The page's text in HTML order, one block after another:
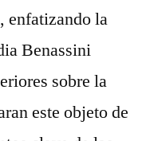
enfatizando la
Benassini
sobre la
este objeto de